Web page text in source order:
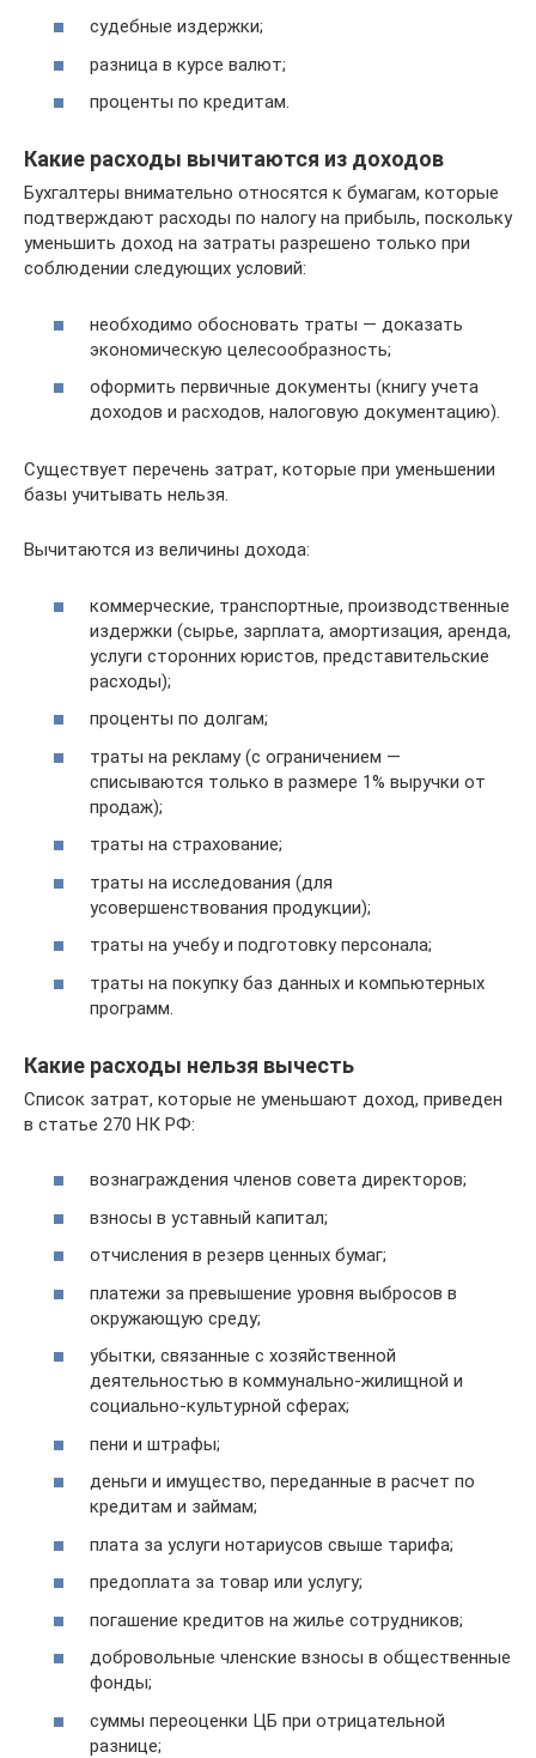
судебные издержки;
разница в курсе валют;
проценты по кредитам.
Какие расходы вычитаются из доходов
Бухгалтеры внимательно относятся к бумагам, которые
подтверждают расходы по налогу на прибыль, поскольку
уменьшить доход на затраты разрешено только при
соблюдении следующих условий:
необходимо обосновать траты — доказать
экономическую целесообразность;
оформить первичные документы (книгу учета
доходов и расходов, налоговую документацию).
Существует перечень затрат, которые при уменьшении
базы учитывать нельзя.
Вычитаются из величины дохода:
коммерческие, транспортные, производственные
издержки (сырье, зарплата, амортизация, аренда,
услуги сторонних юристов, представительские
расходы);
проценты по долгам;
траты на рекламу (с ограничением —
списываются только в размере 1% выручки от
продаж);
траты на страхование;
траты на исследования (для
усовершенствования продукции);
траты на учебу и подготовку персонала;
траты на покупку баз данных и компьютерных
программ.
Какие расходы нельзя вычесть
Список затрат, которые не уменьшают доход, приведен
в статье 270 НК РФ:
вознаграждения членов совета директоров;
взносы в уставный капитал;
отчисления в резерв ценных бумаг;
платежи за превышение уровня выбросов в
окружающую среду;
убытки, связанные с хозяйственной
деятельностью в коммунально-жилищной и
социально-культурной сферах;
пени и штрафы;
деньги и имущество, переданные в расчет по
кредитам и займам;
плата за услуги нотариусов свыше тарифа;
предоплата за товар или услугу;
погашение кредитов на жилье сотрудников;
добровольные членские взносы в общественные
фонды;
суммы переоценки ЦБ при отрицательной
разнице;